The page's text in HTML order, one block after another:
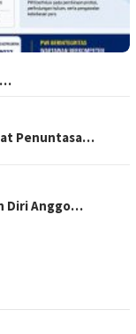
Penuntasa…
Diri Anggo…